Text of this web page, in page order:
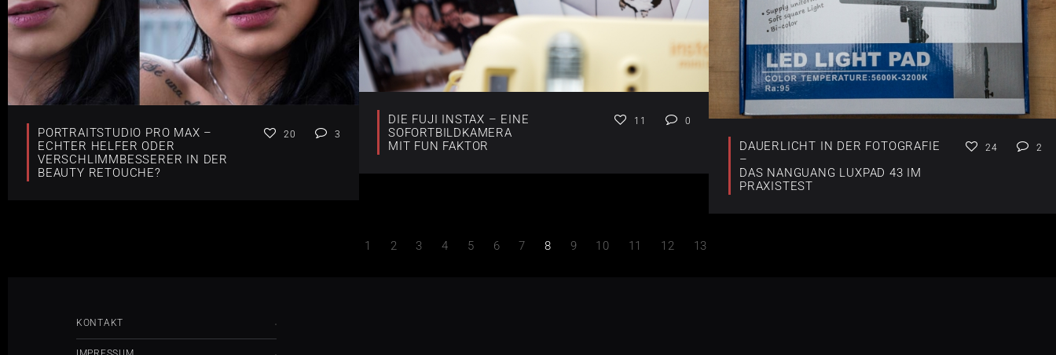
DIE FUJI INSTAX – EINE
SOFORTBILDKAMERA
MIT FUN FAKTOR
11 0
PORTRAITSTUDIO PRO MAX –
ECHTER HELFER ODER
VERSCHLIMMBESSERER IN DER
BEAUTY RETOUCHE?
20 3
DAUERLICHT IN DER FOTOGRAFIE
–
DAS NANGUANG LUXPAD 43 IM
PRAXISTEST
24 2
1 2 3 4 5 6 7 8 9 10 11 12 13
KONTAKT